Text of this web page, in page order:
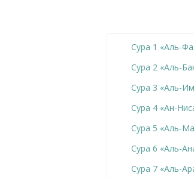
Сура 1 «Аль-
Сура 2 «Аль-
Сура 3 «Аль-
Сура 4 «Ан-
Сура 5 «Аль-
Сура 6 «Аль-
Сура 7 «Аль-